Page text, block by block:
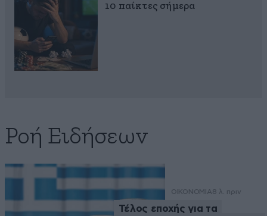
10 παίκτες σήμερα
Ροή Ειδήσεων
ΟΙΚΟΝΟΜΙΑ8 λ. πριν
Τέλος εποχής για τα